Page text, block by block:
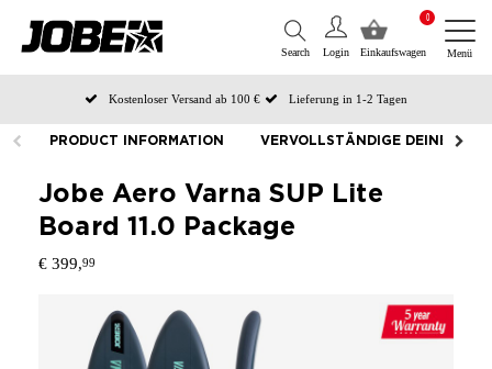
0
Einkaufswagen
Login
Search Menü
Kostenloser Versand ab 100 €
Lieferung in 1-2 Tagen
Zahlen Sie später oder in Teilen
PRODUCT INFORMATION VERVOLLSTÄNDIGE DEINE
Jobe Aero Varna SUP Lite
Board 11.0 Package
€ 399,99